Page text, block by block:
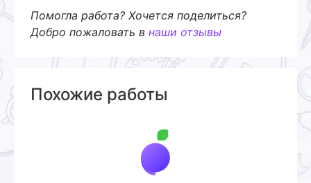
Помогла работа? Хочется поделиться?
Добро пожаловать в наши отзывы
Похожие работы